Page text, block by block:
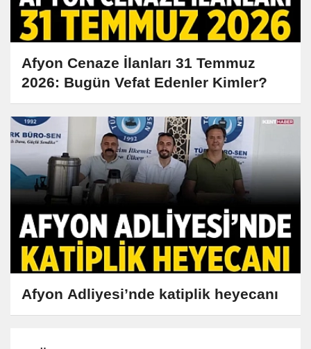
Afyon Cenaze İlanları 31 Temmuz
2026: Bugün Vefat Edenler Kimler?
Afyon Adliyesi’nde katiplik heyecanı